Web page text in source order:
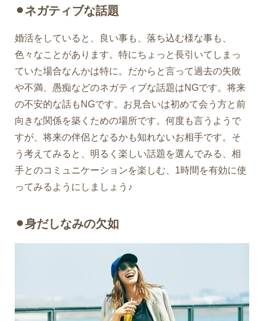
⚫︎ネガティブな話題
婚活をしていると、良い事も、落ち込む様な事も、
色々なことがあります。特にちょっと長引いてしまっ
ていた場合なんかは特に。だからと言って過去の失敗
や不満、愚痴などのネガティブな話題はNGです。将来
の不安的な話もNGです。お見合いは初めて会う方と前
向きな関係を築くための場所です。何度も言うようで
すが、将来の伴侶となるかも知れないお相手です。そ
う考えてみると、明るく楽しい話題を選んでみる、相
手とのコミュニケーションを楽しむ、1時間を有効に使
ってみるようにしましょう♪
⚫︎身だしなみの欠如